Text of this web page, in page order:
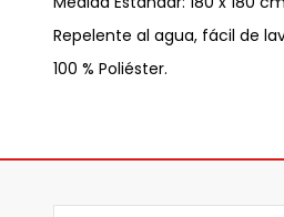
Repelente al agua, fácil de
100 % Poliéster.